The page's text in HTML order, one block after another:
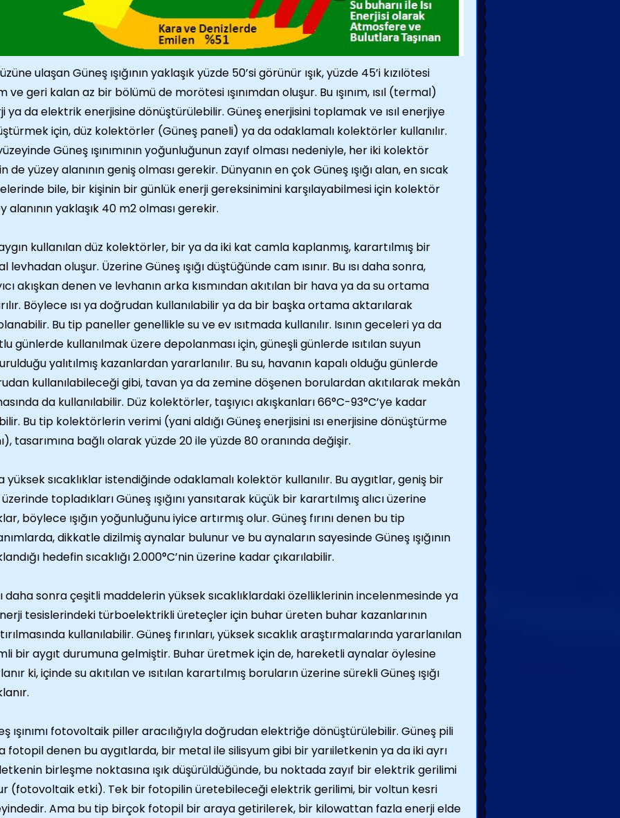
ulaşan Güneş ışığının yaklaşık yüzde 50’si görünür ışık, yüzde 45’i kızılötesi
ve geri kalan az bir bölümü de morötesi ışınımdan oluşur. Bu ışınım, ısıl (termal)
ya da elektrik enerjisine dönüştürülebilir. Güneş enerjisini toplamak ve ısıl enerjiye
için, düz kolektörler (Güneş paneli) ya da odaklamalı kolektörler kullanılır.
Güneş ışınımının yoğunluğunun zayıf olması nedeniyle, her iki kolektör
de yüzey alanının geniş olması gerekir. Dünyanın en çok Güneş ışığı alan, en sıcak
bile, bir kişinin bir günlük enerji gereksinimini karşılayabilmesi için kolektör
alanının yaklaşık 40 m2 olması gerekir.
kullanılan düz kolektörler, bir ya da iki kat camla kaplanmış, karartılmış bir
levhadan oluşur. Üzerine Güneş ışığı düştüğünde cam ısınır. Bu ısı daha sonra,
akışkan denen ve levhanın arka kısmından akıtılan bir hava ya da su ortama
Böylece ısı ya doğrudan kullanılabilir ya da bir başka ortama aktarılarak
Bu tip paneller genellikle su ve ev ısıtmada kullanılır. Isının geceleri ya da
günlerde kullanılmak üzere depolanması için, güneşli günlerde ısıtılan suyun
yalıtılmış kazanlardan yararlanılır. Bu su, havanın kapalı olduğu günlerde
kullanılabileceği gibi, tavan ya da zemine döşenen borulardan akıtılarak mekân
da kullanılabilir. Düz kolektörler, taşıyıcı akışkanları 66°C-93°C’ye kadar
Bu tip kolektörlerin verimi (yani aldığı Güneş enerjisini ısı enerjisine dönüştürme
tasarımına bağlı olarak yüzde 20 ile yüzde 80 oranında değişir.
yüksek sıcaklıklar istendiğinde odaklamalı kolektör kullanılır. Bu aygıtlar, geniş bir
topladıkları Güneş ışığını yansıtarak küçük bir karartılmış alıcı üzerine
böylece ışığın yoğunluğunu iyice artırmış olur. Güneş fırını denen bu tip
dikkatle dizilmiş aynalar bulunur ve bu aynaların sayesinde Güneş ışığının
hedefin sıcaklığı 2.000°C’nin üzerine kadar çıkarılabilir.
daha sonra çeşitli maddelerin yüksek sıcaklıklardaki özelliklerinin incelenmesinde ya
tesislerindeki türboelektrikli üreteçler için buhar üreten buhar kazanlarının
kullanılabilir. Güneş fırınları, yüksek sıcaklık araştırmalarında yararlanılan
bir aygıt durumuna gelmiştir. Buhar üretmek için de, hareketli aynalar öylesine
ki, içinde su akıtılan ve ısıtılan karartılmış boruların üzerine sürekli Güneş ışığı
ışınımı fotovoltaik piller aracılığıyla doğrudan elektriğe dönüştürülebilir. Güneş pili
fotopil denen bu aygıtlarda, bir metal ile silisyum gibi bir yarıiletkenin ya da iki ayrı
birleşme noktasına ışık düşürüldüğünde, bu noktada zayıf bir elektrik gerilimi
(fotovoltaik etki). Tek bir fotopilin üretebileceği elektrik gerilimi, bir voltun kesri
Ama bu tip birçok fotopil bir araya getirilerek, bir kilowattan fazla enerji elde